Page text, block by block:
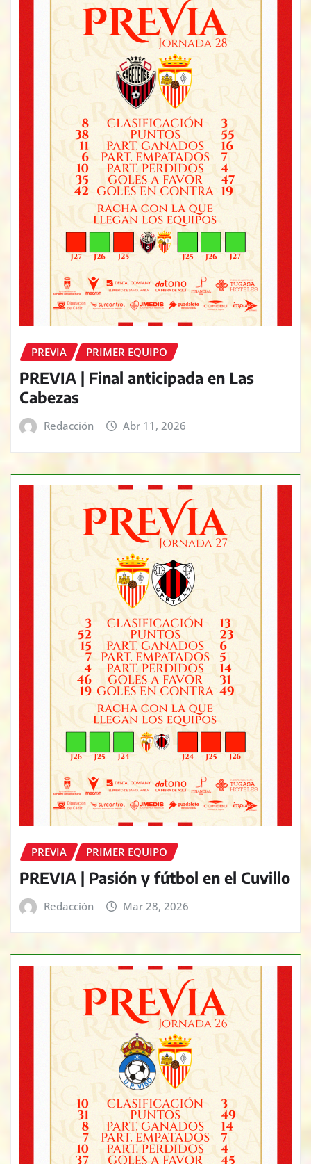
PREVIA PRIMER EQUIPO
PREVIA | Final anticipada en Las
Cabezas
Redacción Abr 11, 2026
PREVIA PRIMER EQUIPO
PREVIA | Pasión y fútbol en el Cuvillo
Redacción Mar 28, 2026